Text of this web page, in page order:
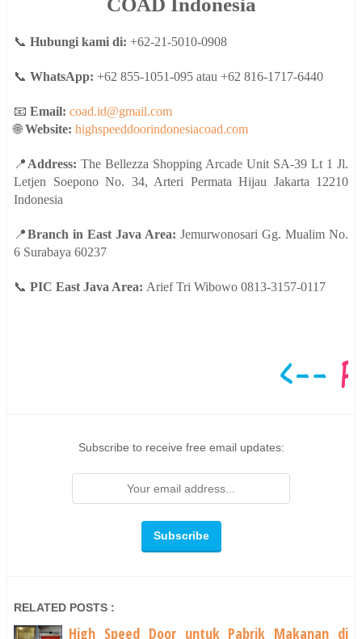
COAD Indonesia
📞 Hubungi kami di: +62-21-5010-0908
📞 WhatsApp: +62 855-1051-095 atau +62 816-1717-6440
📧 Email: coad.id@gmail.com
🌐Website: highspeeddoorindonesiacoad.com
📍 Address: The Bellezza Shopping Arcade Unit SA-39 Lt 1 Jl.
Letjen Soepono No. 34, Arteri Permata Hijau Jakarta 12210
Indonesia
📍Branch in East Java Area: Jemurwonosari Gg. Mualim No.
6 Surabaya 60237
📞 PIC East Java Area: Arief Tri Wibowo 0813-3157-0117
Subscribe to receive free email updates:
RELATED POSTS :
High Speed Door untuk Pabrik Makanan di